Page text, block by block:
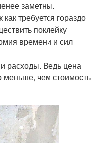
заметны.
требуется гораздо
поклейку
времени и сил
расходы. Ведь цена
меньше, чем стоимость